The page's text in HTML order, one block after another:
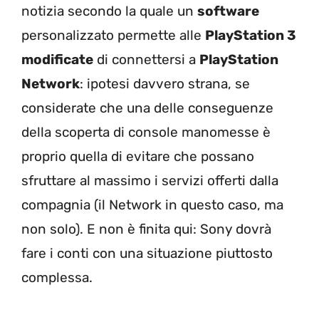
notizia secondo la quale un software
personalizzato permette alle PlayStation 3
modificate di connettersi a PlayStation
Network: ipotesi davvero strana, se
considerate che una delle conseguenze
della scoperta di console manomesse è
proprio quella di evitare che possano
sfruttare al massimo i servizi offerti dalla
compagnia (il Network in questo caso, ma
non solo). E non è finita qui: Sony dovrà
fare i conti con una situazione piuttosto
complessa.